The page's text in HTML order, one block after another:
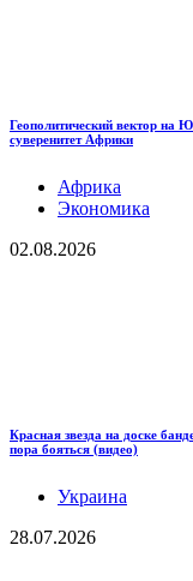
Геополитический вектор на
суверенитет Африки
Африка
Экономика
02.08.2026
Красная звезда на доске
пора бояться (видео)
Украина
28.07.2026